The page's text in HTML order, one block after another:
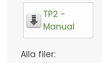
TP2 -
Manual
Alla filer: